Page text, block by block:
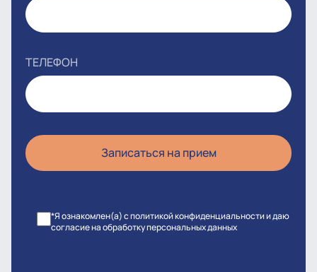
ТЕЛЕФОН
*Я ознакомлен(а) с политикой конфиденциальности и даю
согласие на обработку персональных данных